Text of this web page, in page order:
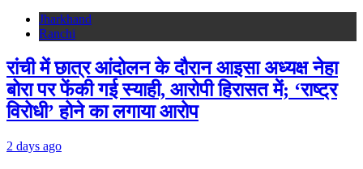
Jharkhand
Ranchi
रांची में छात्र आंदोलन के दौरान आइसा अध्यक्ष नेहा
बोरा पर फेंकी गई स्याही, आरोपी हिरासत में; ‘राष्ट्र
विरोधी’ होने का लगाया आरोप
2 days ago